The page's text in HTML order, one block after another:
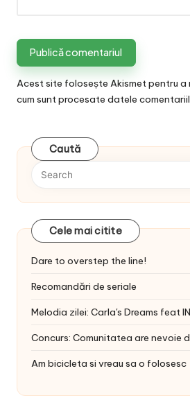
Acest site folosește Akismet pentru a
cum sunt procesate datele
Caută
Cele mai citite
Dare to overstep the line!
Recomandări de seriale
Melodia zilei: Carla's Dreams feat
Concurs: Comunitatea are nevoie
Am bicicleta si vreau sa o folosesc